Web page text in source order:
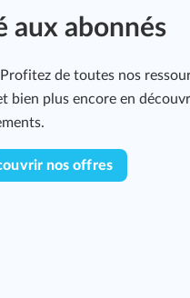
aux abonnés
de toutes nos
bien plus encore en
nos offres